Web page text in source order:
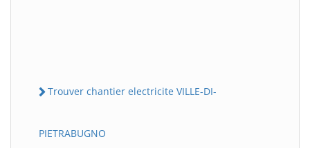
Trouver chantier electricite VILLE-DI-
PIETRABUGNO